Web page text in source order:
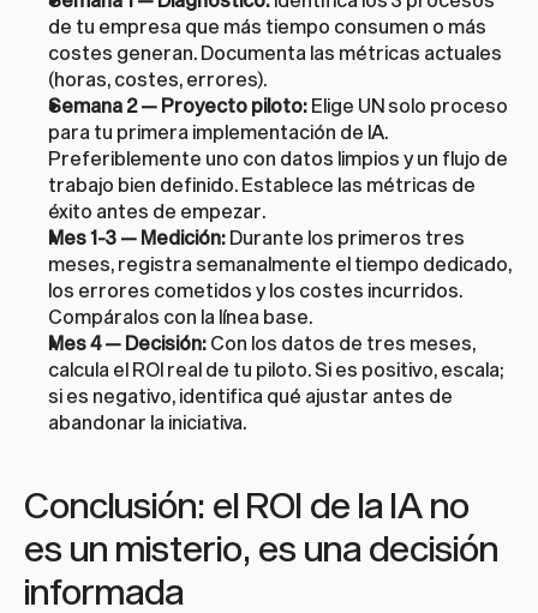
de tu empresa que más tiempo consumen o más
costes generan. Documenta las métricas actuales
(horas, costes, errores).
Semana 2 — Proyecto piloto: Elige UN solo proceso
para tu primera implementación de IA.
Preferiblemente uno con datos limpios y un flujo de
trabajo bien definido. Establece las métricas de
éxito antes de empezar.
Mes 1-3 — Medición: Durante los primeros tres
meses, registra semanalmente el tiempo dedicado,
los errores cometidos y los costes incurridos.
Compáralos con la línea base.
Mes 4 — Decisión: Con los datos de tres meses,
calcula el ROI real de tu piloto. Si es positivo, escala;
si es negativo, identifica qué ajustar antes de
abandonar la iniciativa.
Conclusión: el ROI de la IA no
es un misterio, es una decisión
informada